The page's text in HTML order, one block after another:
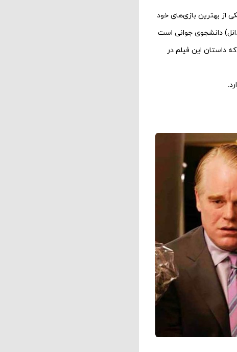
بازیگر یکی از بهترین بازی‌های خود
دانشجوی جوانی است
داستان این فیلم در